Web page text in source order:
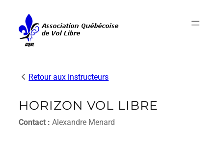
contenu
Retour aux instructeurs
HORIZON VOL LIBRE
Contact : Alexandre Menard